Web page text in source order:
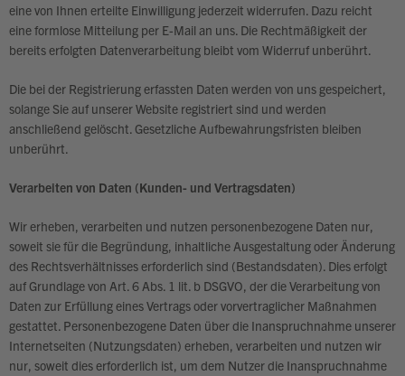
eine von Ihnen erteilte Einwilligung jederzeit widerrufen. Dazu reicht
eine formlose Mitteilung per E-Mail an uns. Die Rechtmäßigkeit der
bereits erfolgten Datenverarbeitung bleibt vom Widerruf unberührt.
Die bei der Registrierung erfassten Daten werden von uns gespeichert,
solange Sie auf unserer Website registriert sind und werden
anschließend gelöscht. Gesetzliche Aufbewahrungsfristen bleiben
unberührt.
Verarbeiten von Daten (Kunden- und Vertragsdaten)
Wir erheben, verarbeiten und nutzen personenbezogene Daten nur,
soweit sie für die Begründung, inhaltliche Ausgestaltung oder Änderung
des Rechtsverhältnisses erforderlich sind (Bestandsdaten). Dies erfolgt
auf Grundlage von Art. 6 Abs. 1 lit. b DSGVO, der die Verarbeitung von
Daten zur Erfüllung eines Vertrags oder vorvertraglicher Maßnahmen
gestattet. Personenbezogene Daten über die Inanspruchnahme unserer
Internetseiten (Nutzungsdaten) erheben, verarbeiten und nutzen wir
nur, soweit dies erforderlich ist, um dem Nutzer die Inanspruchnahme